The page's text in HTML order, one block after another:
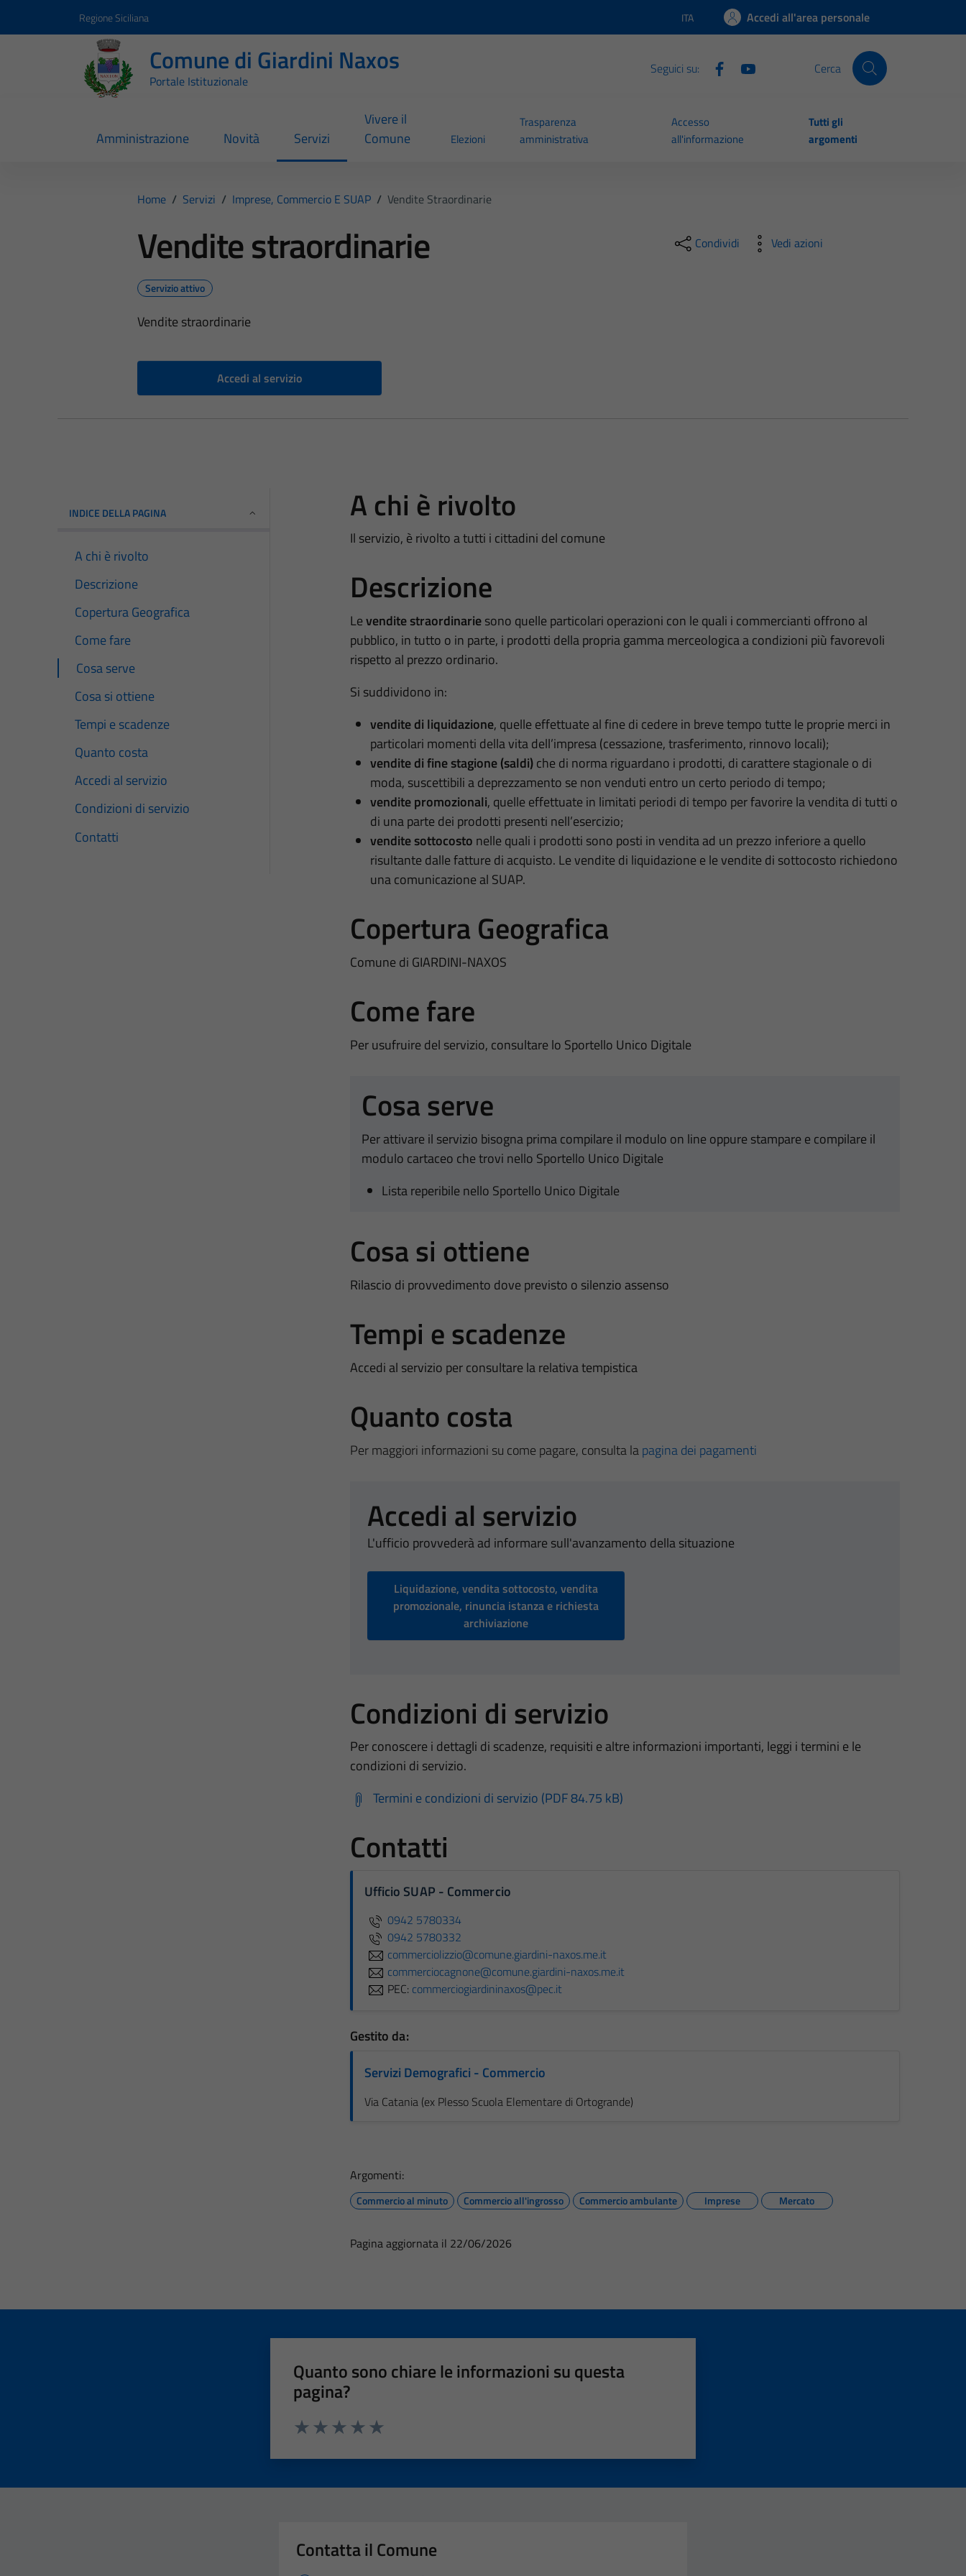
Regione Siciliana Lingua attiva:
ITA Accedi all'area personale
Comune di Giardini Naxos
Portale Istituzionale
Seguici su: Cerca
Amministrazione Novità Servizi
Vivere il
Comune
Elezioni
Trasparenza
amministrativa
Accesso
all'informazione
Tutti gli
argomenti
Home / Servizi / Imprese, Commercio E SUAP / Vendite Straordinarie
Vendite straordinarie
Servizio attivo
Vendite straordinarie
Accedi al servizio
Condividi Vedi azioni
INDICE DELLA PAGINA
A chi è rivolto
Descrizione
Copertura Geografica
Come fare
Cosa serve
Cosa si ottiene
Tempi e scadenze
Quanto costa
Accedi al servizio
Condizioni di servizio
Contatti
A chi è rivolto
Il servizio, è rivolto a tutti i cittadini del comune
Descrizione
Levendite straordinariesono quelle particolari operazioni con le quali i commercianti offrono al
pubblico, in tutto o in parte, i prodotti della propria gamma merceologica a condizioni più favorevoli
rispetto al prezzo ordinario.
Si suddividono in:
vendite di liquidazione, quelle effettuate al fine di cedere in breve tempo tutte le proprie merci in
particolari momenti della vita dell’impresa (cessazione, trasferimento, rinnovo locali);
vendite di fine stagione (saldi)che di norma riguardano i prodotti, di carattere stagionale o di
moda, suscettibili a deprezzamento se non venduti entro un certo periodo di tempo;
vendite promozionali, quelle effettuate in limitati periodi di tempo per favorire la vendita di tutti o
di una parte dei prodotti presenti nell’esercizio;
vendite sottocosto nelle quali i prodotti sono posti in vendita ad un prezzo inferiore a quello
risultante dalle fatture di acquisto. Le vendite di liquidazione e le vendite di sottocosto richiedono
una comunicazione al SUAP.
Copertura Geografica
Comune di GIARDINI-NAXOS
Come fare
Per usufruire del servizio, consultare lo Sportello Unico Digitale
Cosa serve
Per attivare il servizio bisogna prima compilare il modulo on line oppure stampare e compilare il
modulo cartaceo che trovi nello Sportello Unico Digitale
Lista reperibile nello Sportello Unico Digitale
Cosa si ottiene
Rilascio di provvedimento dove previsto o silenzio assenso
Tempi e scadenze
Accedi al servizio per consultare la relativa tempistica
Quanto costa
Per maggiori informazioni su come pagare, consulta lapagina dei pagamenti
Accedi al servizio
L'ufficio provvederà ad informare sull'avanzamento della situazione
Liquidazione, vendita sottocosto, vendita
promozionale, rinuncia istanza e richiesta
archiviazione
Condizioni di servizio
Per conoscere i dettagli di scadenze, requisiti e altre informazioni importanti, leggi i termini e le
condizioni di servizio.
Termini e condizioni di servizio (PDF 84.75 kB)
Contatti
Ufficio SUAP - Commercio
0942 5780334
0942 5780332
commerciolizzio@comune.giardini-naxos.me.it
commerciocagnone@comune.giardini-naxos.me.it
PEC: commerciogiardininaxos@pec.it
Gestito da:
Servizi Demografici - Commercio
Via Catania (ex Plesso Scuola Elementare di Ortogrande)
Argomenti:
Commercio al minuto Commercio all'ingrosso Commercio ambulante Imprese Mercato
Pagina aggiornata il 22/06/2026
Quanto sono chiare le informazioni su questa
pagina?
Contatta il Comune